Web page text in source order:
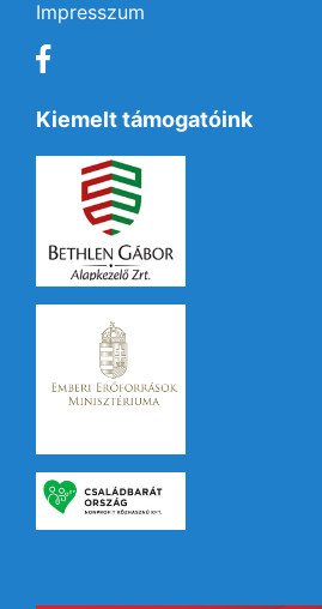
Impresszum
Kiemelt támogatóink